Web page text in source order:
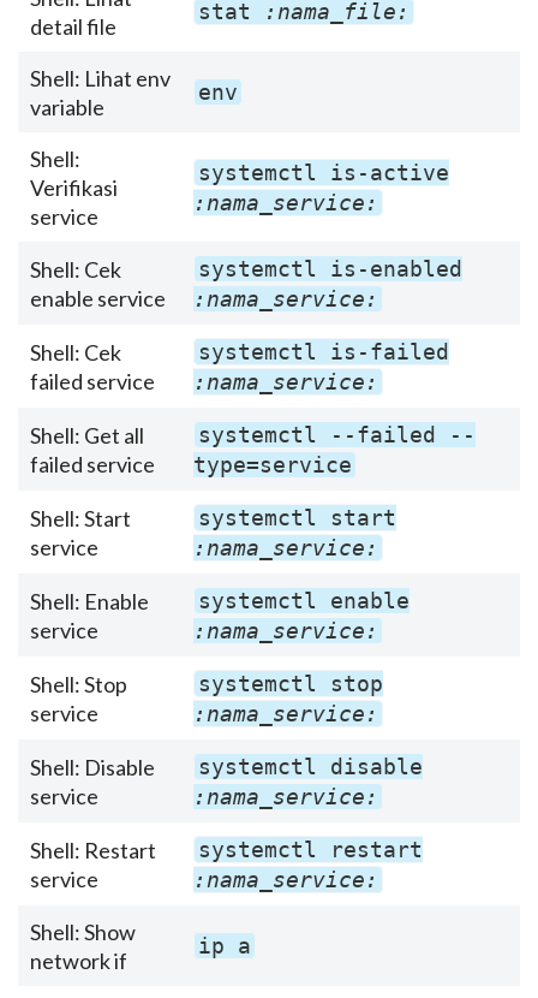
detail file
stat :nama_file:
Shell: Lihat env
variable
env
Shell:
Verifikasi
service
systemctl is-active
:nama_service:
Shell: Cek
enable service
systemctl is-enabled
:nama_service:
Shell: Cek
failed service
systemctl is-failed
:nama_service:
Shell: Get all
failed service
systemctl --failed --
type=service
Shell: Start
service
systemctl start
:nama_service:
Shell: Enable
service
systemctl enable
:nama_service:
Shell: Stop
service
systemctl stop
:nama_service:
Shell: Disable
service
systemctl disable
:nama_service:
Shell: Restart
service
systemctl restart
:nama_service:
Shell: Show
network if
ip a